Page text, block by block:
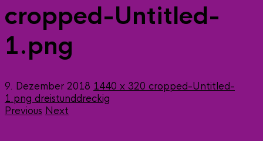
cropped-Untitled-
1.png
9. Dezember 2018 1440 x 320 cropped-Untitled-
1.png dreistunddreckig
Previous Next